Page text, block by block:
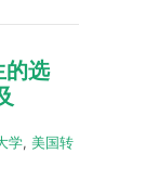
的选
学, 美国转